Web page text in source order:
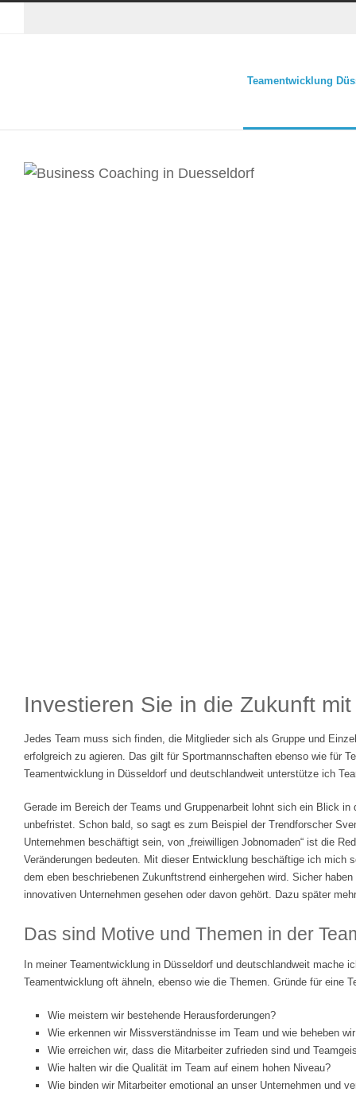
Teamentwicklung
Investieren Sie in die Zukunft
Jedes Team muss sich finden, die Mitglieder sich als Gruppe und
erfolgreich zu agieren. Das gilt für Sportmannschaften ebenso wie für
Teamentwicklung in Düsseldorf und deutschlandweit unterstütze ich
Gerade im Bereich der Teams und Gruppenarbeit lohnt sich ein Blick
unbefristet. Schon bald, so sagt es zum Beispiel der Trendforscher
Unternehmen beschäftigt sein, von „freiwilligen Jobnomaden“ ist die
Veränderungen bedeuten. Mit dieser Entwicklung beschäftige ich
dem eben beschriebenen Zukunftstrend einhergehen wird. Sicher
innovativen Unternehmen gesehen oder davon gehört. Dazu später
Das sind Motive und Themen in der
In meiner Teamentwicklung in Düsseldorf und deutschlandweit
Teamentwicklung oft ähneln, ebenso wie die Themen. Gründe für eine
Wie meistern wir bestehende Herausforderungen?
Wie erkennen wir Missverständnisse im Team und wie beheben
Wie erreichen wir, dass die Mitarbeiter zufrieden sind und
Wie halten wir die Qualität im Team auf einem hohen Niveau?
Wie binden wir Mitarbeiter emotional an unser Unternehmen und